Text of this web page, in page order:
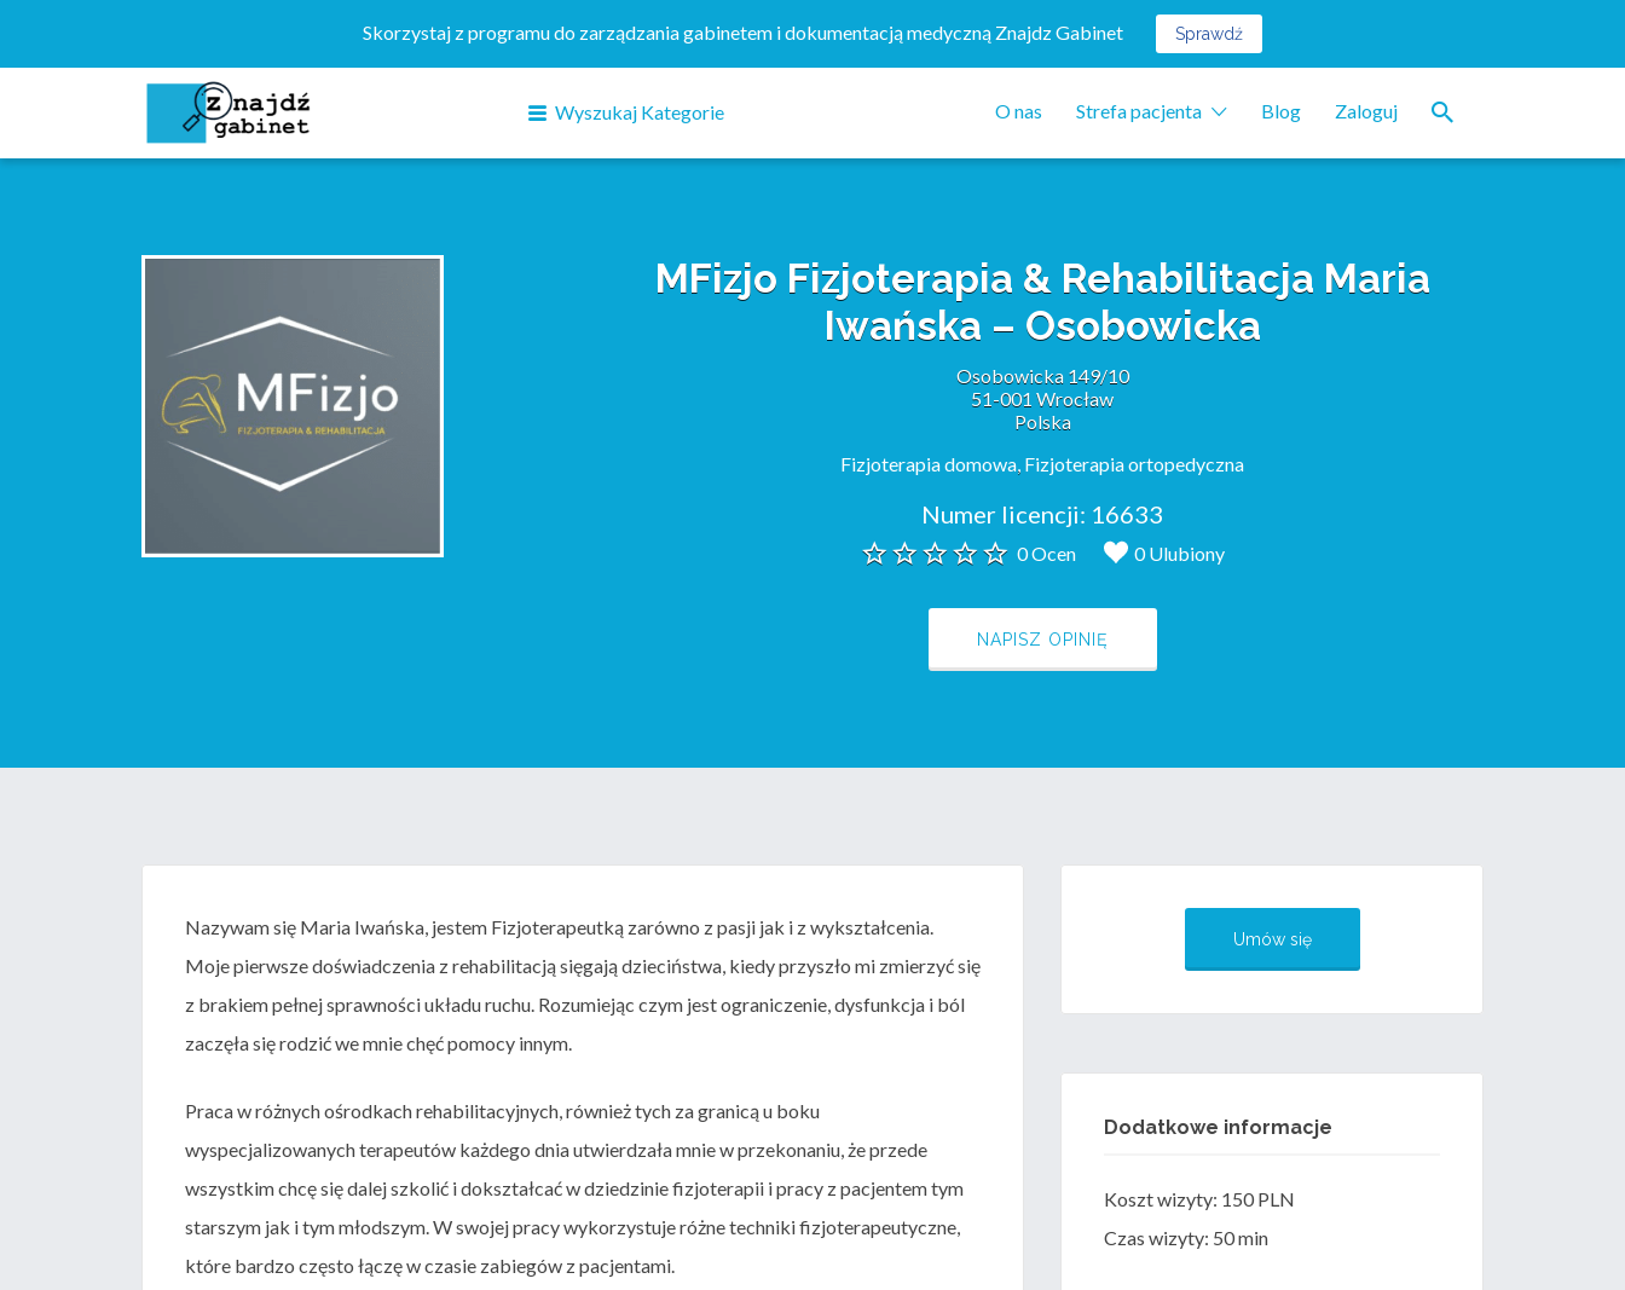
Skorzystaj z programu do zarządzania gabinetem i dokumentacją medyczną Znajdz Gabinet Sprawdź
Wyszukaj Kategorie O nas Strefa pacjenta Blog Zaloguj
MFizjo Fizjoterapia & Rehabilitacja Maria
Iwańska – Osobowicka
Osobowicka 149/10
51-001 Wrocław
Polska
Fizjoterapia domowa, Fizjoterapia ortopedyczna
Numer licencji: 16633
0 Ocen 0 Ulubiony
NAPISZ OPINIĘ
Nazywam się Maria Iwańska, jestem Fizjoterapeutką zarówno z pasji jak i z wykształcenia.
Moje pierwsze doświadczenia z rehabilitacją sięgają dzieciństwa, kiedy przyszło mi zmierzyć się
z brakiem pełnej sprawności układu ruchu. Rozumiejąc czym jest ograniczenie, dysfunkcja i ból
zaczęła się rodzić we mnie chęć pomocy innym.
Praca w różnych ośrodkach rehabilitacyjnych, również tych za granicą u boku
wyspecjalizowanych terapeutów każdego dnia utwierdzała mnie w przekonaniu, że przede
wszystkim chcę się dalej szkolić i dokształcać w dziedzinie fizjoterapii i pracy z pacjentem tym
starszym jak i tym młodszym. W swojej pracy wykorzystuje różne techniki fizjoterapeutyczne,
które bardzo często łączę w czasie zabiegów z pacjentami.
Umów się
Dodatkowe informacje
Koszt wizyty: 150 PLN
Czas wizyty: 50 min